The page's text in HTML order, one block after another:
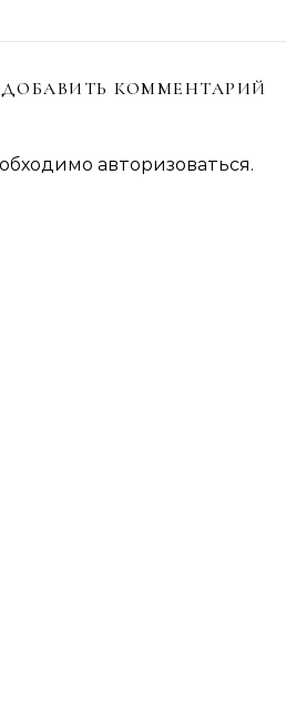
ДОБАВИТЬ КОММЕНТАРИЙ
авторизоваться.